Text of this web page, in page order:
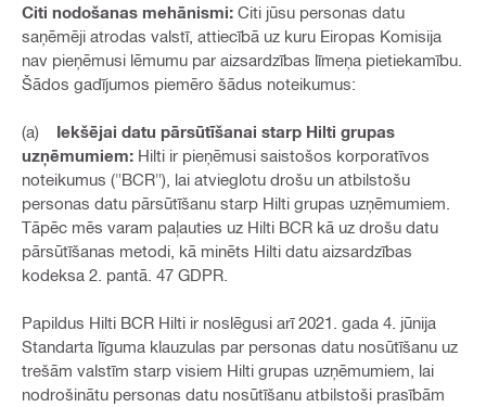
Citi nodošanas mehānismi: Citi jūsu personas datu
saņēmēji atrodas valstī, attiecībā uz kuru Eiropas Komisija
nav pieņēmusi lēmumu par aizsardzības līmeņa pietiekamību.
Šādos gadījumos piemēro šādus noteikumus:
(a) Iekšējai datu pārsūtīšanai starp Hilti grupas
uzņēmumiem: Hilti ir pieņēmusi saistošos korporatīvos
noteikumus ("BCR"), lai atvieglotu drošu un atbilstošu
personas datu pārsūtīšanu starp Hilti grupas uzņēmumiem.
Tāpēc mēs varam paļauties uz Hilti BCR kā uz drošu datu
pārsūtīšanas metodi, kā minēts Hilti datu aizsardzības
kodeksa 2. pantā. 47 GDPR.
Papildus Hilti BCR Hilti ir noslēgusi arī 2021. gada 4. jūnija
Standarta līguma klauzulas par personas datu nosūtīšanu uz
trešām valstīm starp visiem Hilti grupas uzņēmumiem, lai
nodrošinātu personas datu nosūtīšanu atbilstoši prasībām